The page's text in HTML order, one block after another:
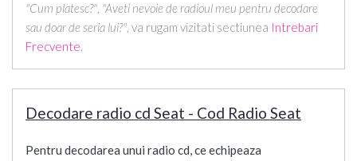
"Cum platesc?", "Aveti nevoie de radioul meu pentru decodare
sau doar de seria lui?", va rugam vizitati sectiunea Intrebari
Frecvente.
Decodare radio cd Seat - Cod Radio Seat
Pentru decodarea unui radio cd, ce echipeaza